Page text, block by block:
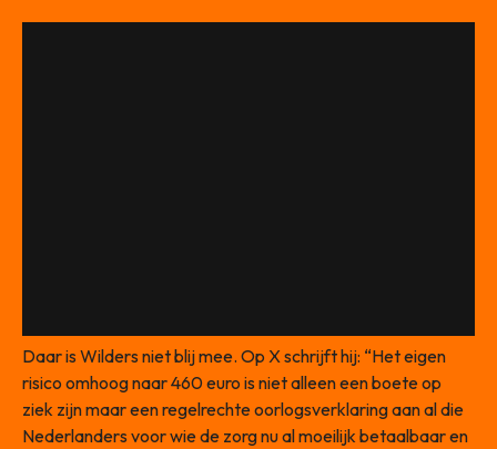
Daar is Wilders niet blij mee. Op X schrijft hij: “Het eigen
risico omhoog naar 460 euro is niet alleen een boete op
ziek zijn maar een regelrechte oorlogsverklaring aan al die
Nederlanders voor wie de zorg nu al moeilijk betaalbaar en